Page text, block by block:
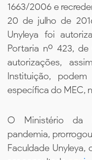
1663/2006 e
20 de julho de
Unyleya foi
Portaria nº 423,
autorizações,
Instituição,
específica do MEC,
O Ministério da
pandemia,
Faculdade